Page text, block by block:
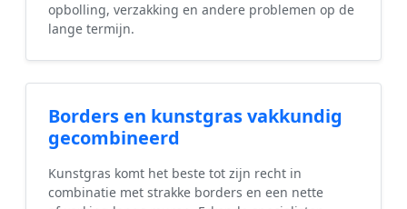
opbolling, verzakking en andere problemen op de
lange termijn.
Borders en kunstgras vakkundig
gecombineerd
Kunstgras komt het beste tot zijn recht in
combinatie met strakke borders en een nette